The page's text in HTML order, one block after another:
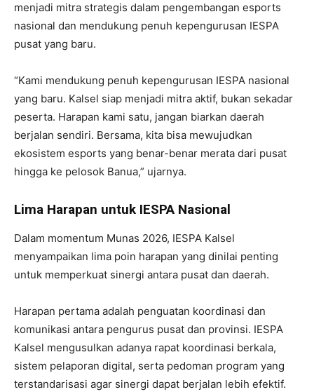
menjadi mitra strategis dalam pengembangan esports
nasional dan mendukung penuh kepengurusan IESPA
pusat yang baru.
“Kami mendukung penuh kepengurusan IESPA nasional
yang baru. Kalsel siap menjadi mitra aktif, bukan sekadar
peserta. Harapan kami satu, jangan biarkan daerah
berjalan sendiri. Bersama, kita bisa mewujudkan
ekosistem esports yang benar-benar merata dari pusat
hingga ke pelosok Banua,” ujarnya.
Lima Harapan untuk IESPA Nasional
Dalam momentum Munas 2026, IESPA Kalsel
menyampaikan lima poin harapan yang dinilai penting
untuk memperkuat sinergi antara pusat dan daerah.
Harapan pertama adalah penguatan koordinasi dan
komunikasi antara pengurus pusat dan provinsi. IESPA
Kalsel mengusulkan adanya rapat koordinasi berkala,
sistem pelaporan digital, serta pedoman program yang
terstandarisasi agar sinergi dapat berjalan lebih efektif.